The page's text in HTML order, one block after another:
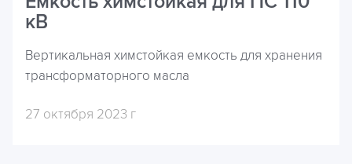
кВ
Вертикальная химстойкая емкость для хранения
трансформаторного масла
27 октября 2023 г